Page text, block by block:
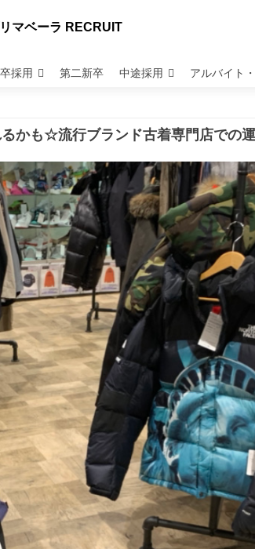
マベーラ RECRUIT
採用 第二新卒 中途採用 アルバイト
かも☆流行ブランド古着専門店での